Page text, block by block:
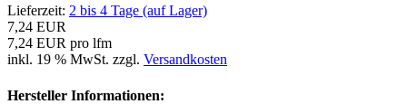
Lieferzeit: 2 bis 4 Tage (auf Lager)
7,24 EUR
7,24 EUR pro lfm
inkl. 19 % MwSt. zzgl. Versandkosten
Hersteller Informationen: